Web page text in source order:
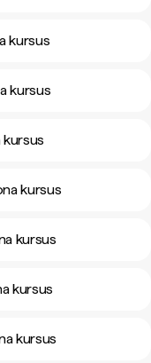
kursus
kursus
kursus
kursus
kursus
kursus
kursus